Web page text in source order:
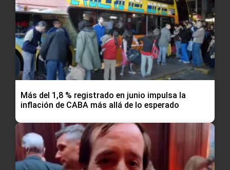
Más del 1,8 % registrado en junio impulsa la
inflación de CABA más allá de lo esperado